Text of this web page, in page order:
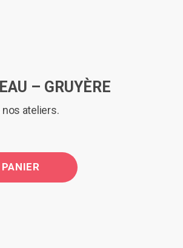
– GRUYÈRE
ateliers.